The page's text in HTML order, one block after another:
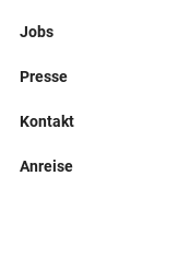
Jobs
Presse
Kontakt
Anreise